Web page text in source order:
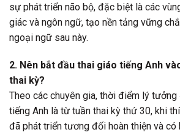
sự phát triển não bộ, đặc biệt là các
giác và ngôn ngữ, tạo nền tảng vững
ngoại ngữ sau này.
2. Nên bắt đầu thai giáo tiếng Anh
thai kỳ?
Theo các chuyên gia, thời điểm lý
tiếng Anh là từ tuần thai kỳ thứ 30, khi
đã phát triển tương đối hoàn thiện và có